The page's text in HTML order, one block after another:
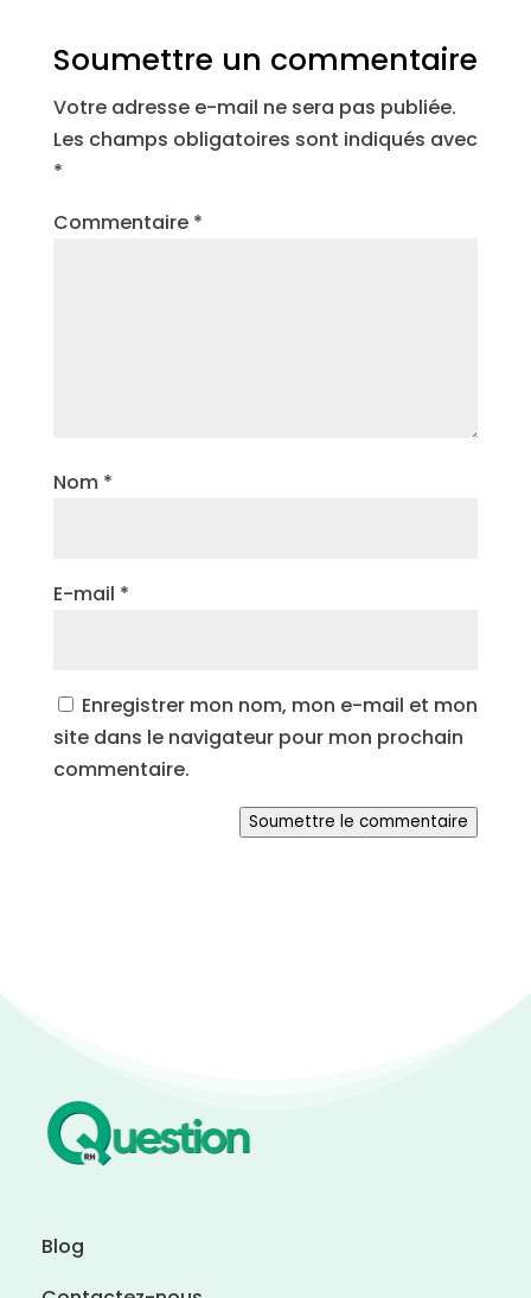
Soumettre un commentaire
Votre adresse e-mail ne sera pas publiée.
Les champs obligatoires sont indiqués avec
*
Commentaire *
Nom *
E-mail *
Enregistrer mon nom, mon e-mail et mon
site dans le navigateur pour mon prochain
commentaire.
Soumettre le commentaire
Blog